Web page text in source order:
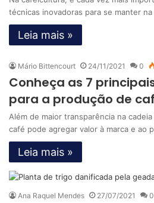
técnicas inovadoras para se manter
Leia mais »
Mário Bittencourt 24/11/2021 0
Conheça as 7
para a produção de
Além de maior transparência na
café pode agregar valor à marca e ao
Leia mais »
Ana Raquel Mendes 27/07/2021 0